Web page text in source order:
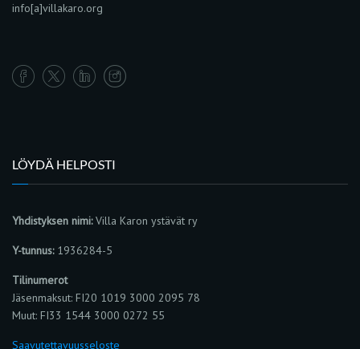
info[a]villakaro.org
LÖYDÄ HELPOSTI
Yhdistyksen nimi:Villa Karon ystävät ry
Y-tunnus:1936284-5
Tilinumerot
Jäsenmaksut: FI20 1019 3000 2095 78
Muut: FI33 1544 3000 0272 55
Saavutettavuusseloste